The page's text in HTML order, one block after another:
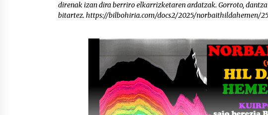
direnak izan dira berriro elkarrizketaren ardatzak. Gorroto,
bitartez. https://bilbohiria.com/docs2/2025/norbaithildahemen/